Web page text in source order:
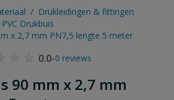
/ Drukleidingen & fittingen
PVC Drukbuis
x 2,7 mm PN7,5 lengte 5 meter
0.0-0 reviews
90 mm x 2,7 mm